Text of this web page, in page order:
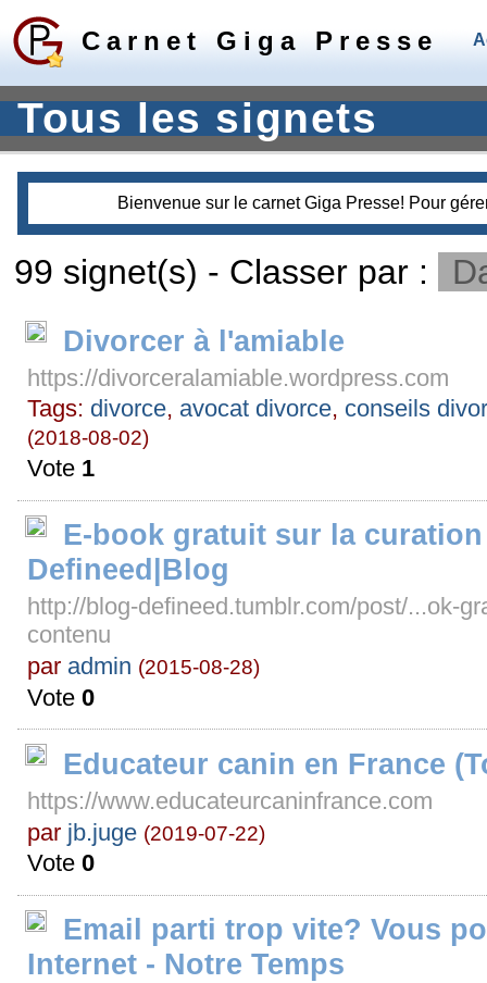
Carnet Giga Presse
Tous les signets
Bienvenue sur le carnet Giga Presse! Pour
99 signet(s) - Classer par :
Divorcer à l'amiable
https://divorceralamiable.wordpress.com
Tags: divorce, avocat divorce, conseils
(2018-08-02)
Vote 1
E-book gratuit sur la
Defineed|Blog
http://blog-defineed.tumblr.com/post/...ok-
contenu
par admin (2015-08-28)
Vote0
Educateur canin en France
https://www.educateurcaninfrance.com
par jb.juge (2019-07-22)
Vote0
Email parti trop vite? Vous
Internet - Notre Temps